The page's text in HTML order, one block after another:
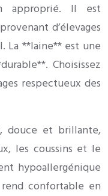
approprié. Il est
d’élevages
La **laine** est une
Choisissez
respectueux des
douce et brillante,
les coussins et le
hypoallergénique
confortable en